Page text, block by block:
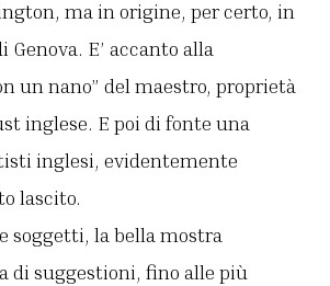
ma in origine, per certo, in
Genova. E’ accanto alla
un nano” del maestro, proprietà
inglese. E poi di fonte una
inglesi, evidentemente
lascito.
soggetti, la bella mostra
di suggestioni, fino alle più